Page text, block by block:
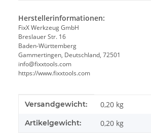
Herstellerinformationen:
FixX Werkzeug GmbH
Breslauer Str. 16
Baden-Württemberg
Gammertingen, Deutschland, 72501
info@fixxtools.com
https://www.fixxtools.com
Produkteigenschaft
Wert
Versandgewicht: 0,20 kg
Artikelgewicht: 0,20 kg